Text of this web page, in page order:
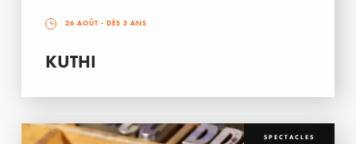
26 AOÛT - DÈS 3 ANS
KUTHI
SPECTACLES